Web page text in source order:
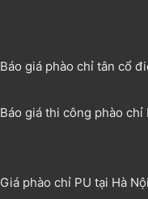
Báo giá phào chỉ tân cổ
Báo giá thi công phào chỉ
Giá phào chỉ PU tại Hà